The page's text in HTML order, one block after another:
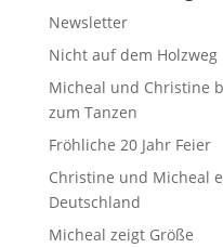
Newsletter
Nicht auf dem Holzweg
Micheal und Christine
zum Tanzen
Fröhliche 20 Jahr Feier
Christine und Micheal
Deutschland
Micheal zeigt Größe